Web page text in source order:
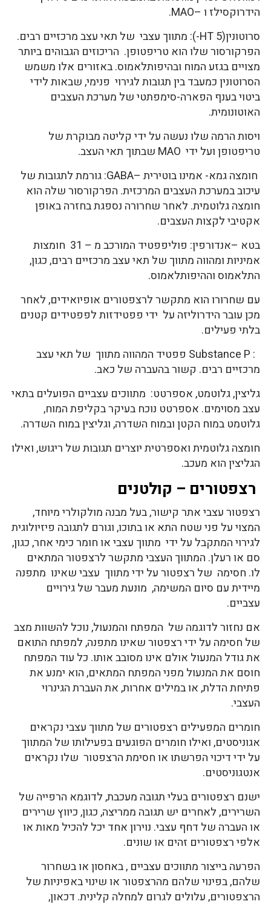
הידרוקסילז ו –MAO.
סרוטונין(5 HT-): מתווך עצבי של תאי עצב מרכזיים רבים.
הפרקורסור שלו הוא טריפטופן. הריכוזים הגבוהים ביותר
מצויים בגזע המוח ובהיפותלאמוס. באזורים אלו משמש
הסרוטונין כמעבד בין תגובות לגירוי פנימי, שבאות לידי
ביטוי בענף הפארה-סימפתטי של מערכת העצבים
האוטונומית.
ויסות הרמה שלו נעשה על ידי קליטה מבוקרת של
טריפטופן ועל ידי MAO שבתוך תאי העצב.
חומצה גמא- אמינו בוטירית –GABA: גורמת לתגובות של
עיכוב במערכת העצבים המרכזית. הפרקורסור שלה הוא
חומצה גלוטמית. לאחר שחרורה נספגת בחזרה באופן
אקטיבי לקצות העצבים.
בטא –אנדורפין: פוליפפטיד המורכב מ – 31 חומצות
אמיניות ומהווה מתווך של תאי עצב מרכזיים רבים, כגון,
התלאמוס וההיפותלאמוס.
עם שחרורו הוא מתקשר לרצפטורים אופיואידים, לאחר
מכן עובר הידרוליזה על ידי פפטידזות לפפטידים קטנים
בלתי פעילים.
: Substance P פפטיד המהווה מתווך של תאי עצב
מרכזיים רבים. קשור בהעברה של כאב.
גליצין, גלוטמט, אספרטט: מתווכים עצביים הפועלים בתאי
עצב מסוימים. אספרטט נוכח בעיקר בקליפת המוח,
גלוטמט במוח הקטן ובמוח השדרה, וגליצין במוח השדרה.
חומצה גלוטמית ואספרטית יוצרים תגובות של ריגוש, ואילו
הגליצין הוא מעכב.
רצפטורים – קולטנים
רצפטור עצבי אתר קישור, בעל מבנה מולקולרי מיוחד,
המצוי על פני שטח התא או בתוכו, וגורם לתגובה פיזיולוגית
לגירוי המתקבל על ידי מתווך עצבי או חומר כימי אחר, כגון,
סם או רעלן. המתווך העצבי מתקשר לרצפטור המתאים
לו. חסימה של רצפטור על ידי מתווך עצבי שאינו מתפנה
מיידית עם סיום המשימה, מונעת מעבר של גירויים
עצביים.
אם נחזור לדוגמה של המפתח והמנעול, נוכל להשוות מצב
של חסימה על ידי רצפטור שאינו מתפנה, למפתח התואם
את גודל המנעול אולם אינו מסובב אותו. כל עוד המפתח
חוסם את המנעול מפני המפתח המתאים, הוא ימנע את
פתיחת הדלת, או במילים אחרות, את העברת הגינרוי
העצבי.
חומרים המפעילים רצפטורים של מתווך עצבי נקראים
אגוניסטים, ואילו חומרים הפוגעים בפעילותו של המתווך
על ידי דיכוי הפרשתו או חסימת הרצפטור שלו נקראים
אנטגוניסטים.
ישנם רצפטורים בעלי תגובה מעכבת, לדוגמא הרפייה של
השרירים, לאחרים יש תגובה ממריצה, כגון, כיווץ שרירים
או העברה של דחף עצבי. נוירון אחד יכל להכיל מאות או
אלפי רצפטורים זהים או שונים.
הפרעה בייצור מתווכים עצביים , באחסון או בשחרור
שלהם, בפינוי שלהם מהרצפטור או שינוי באפיניות של
הרצפטורים, עלולים לגרום למחלה קלינית. דכאון,